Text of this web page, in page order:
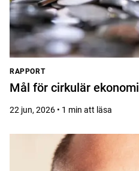
RAPPORT
Mål för cirkulär ekonomi
22 jun, 2026 • 1 min att läsa